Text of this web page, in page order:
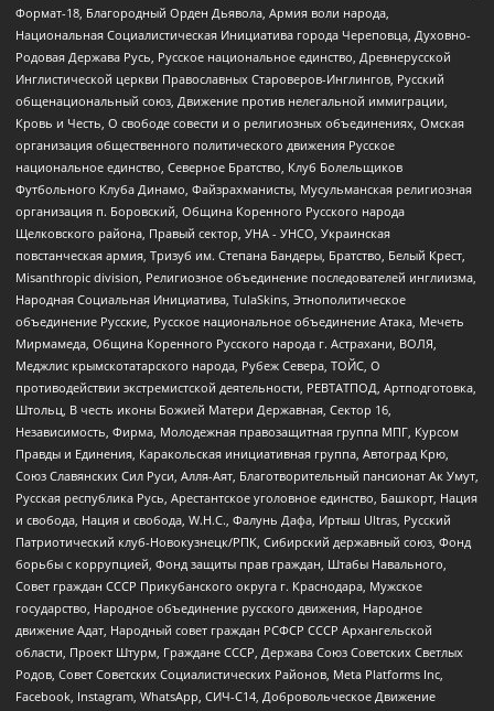
Формат-18, Благородный Орден Дьявола, Армия воли народа,
Национальная Социалистическая Инициатива города Череповца, Духовно-
Родовая Держава Русь, Русское национальное единство, Древнерусской
Инглистической церкви Православных Староверов-Инглингов, Русский
общенациональный союз, Движение против нелегальной иммиграции,
Кровь и Честь, О свободе совести и о религиозных объединениях, Омская
организация общественного политического движения Русское
национальное единство, Северное Братство, Клуб Болельщиков
Футбольного Клуба Динамо, Файзрахманисты, Мусульманская религиозная
организация п. Боровский, Община Коренного Русского народа
Щелковского района, Правый сектор, УНА - УНСО, Украинская
повстанческая армия, Тризуб им. Степана Бандеры, Братство, Белый Крест,
Misanthropic division, Религиозное объединение последователей инглиизма,
Народная Социальная Инициатива, TulaSkins, Этнополитическое
объединение Русские, Русское национальное объединение Атака, Мечеть
Мирмамеда, Община Коренного Русского народа г. Астрахани, ВОЛЯ,
Меджлис крымскотатарского народа, Рубеж Севера, ТОЙС, О
противодействии экстремистской деятельности, РЕВТАТПОД, Артподготовка,
Штольц, В честь иконы Божией Матери Державная, Сектор 16,
Независимость, Фирма, Молодежная правозащитная группа МПГ, Курсом
Правды и Единения, Каракольская инициативная группа, Автоград Крю,
Союз Славянских Сил Руси, Алля-Аят, Благотворительный пансионат Ак Умут,
Русская республика Русь, Арестантское уголовное единство, Башкорт, Нация
и свобода, Нация и свобода, W.H.С., Фалунь Дафа, Иртыш Ultras, Русский
Патриотический клуб-Новокузнецк/РПК, Сибирский державный союз, Фонд
борьбы с коррупцией, Фонд защиты прав граждан, Штабы Навального,
Совет граждан СССР Прикубанского округа г. Краснодара, Мужское
государство, Народное объединение русского движения, Народное
движение Адат, Народный совет граждан РСФСР СССР Архангельской
области, Проект Штурм, Граждане СССР, Держава Союз Советских Светлых
Родов, Совет Советских Социалистических Районов, Meta Platforms Inc,
Facebook, Instagram, WhatsApp, СИЧ-С14, Добровольческое Движение